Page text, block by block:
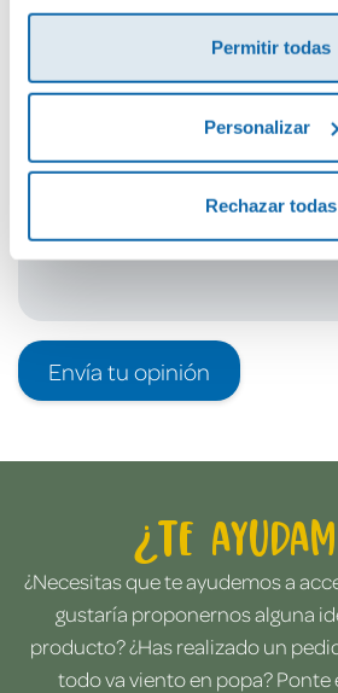
Permitir todas
Personalizar
Rechazar todas
Debes iniciar
Envía tu opinión
¿Te
¿Necesitas que te ayudemos a
gustaría proponernos alguna
producto? ¿Has realizado un
todo va viento en popa?